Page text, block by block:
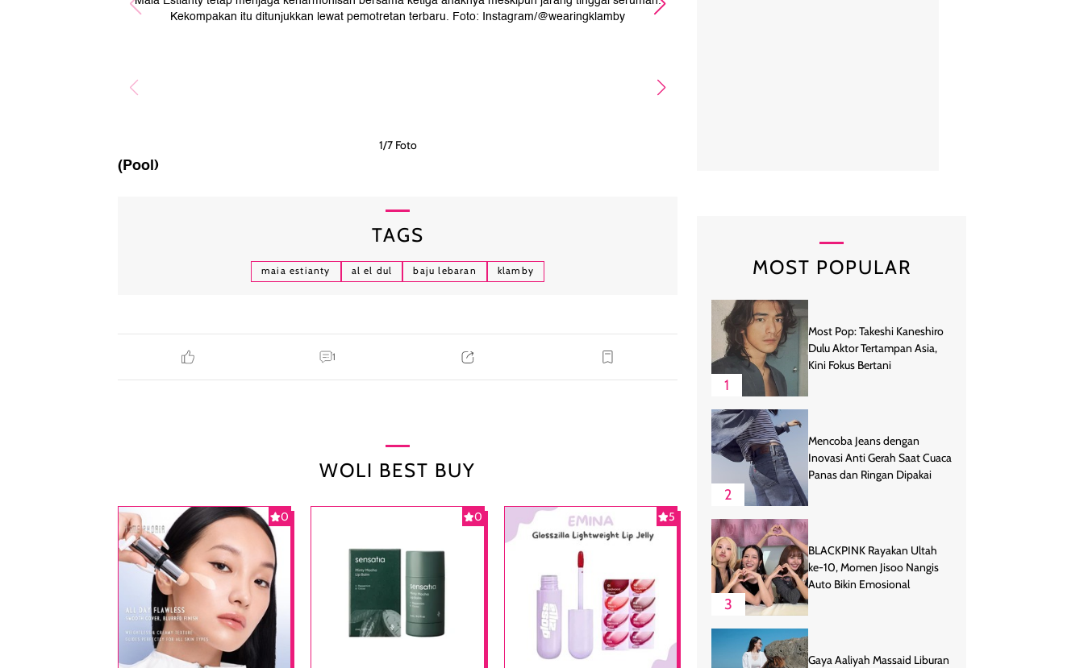
Kekompakan itu ditunjukkan lewat pemotretan terbaru. Foto: Instagram/@wearingklamby
1/7 Foto
(Pool)
TAGS
maia estianty al el dul baju lebaran klamby
1
WOLI BEST BUY
0 0 5
MOST POPULAR
1
Most Pop: Takeshi Kaneshiro
Dulu Aktor Tertampan Asia,
Kini Fokus Bertani
2
Mencoba Jeans dengan
Inovasi Anti Gerah Saat Cuaca
Panas dan Ringan Dipakai
3
BLACKPINK Rayakan Ultah
ke-10, Momen Jisoo Nangis
Auto Bikin Emosional
Gaya Aaliyah Massaid Liburan